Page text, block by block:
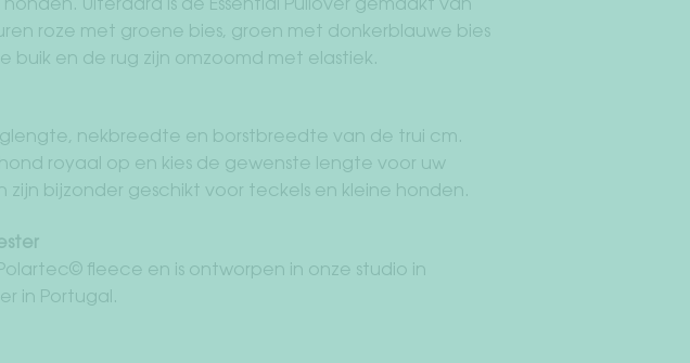
Uiteraard is de Essential Pullover gemaakt van
roze met groene bies, groen met donkerblauwe bies
buik en de rug zijn omzoomd met elastiek.
nekbreedte en borstbreedte van de trui cm.
royaal op en kies de gewenste lengte voor uw
zijn bijzonder geschikt voor teckels en kleine honden.
fleece en is ontworpen in onze studio in
in Portugal.